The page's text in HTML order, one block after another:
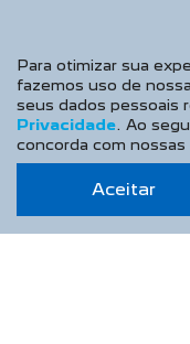
Para otimizar sua
fazemos uso de
seus dados pessoais
Privacidade. Ao
concorda com nossas
Aceitar